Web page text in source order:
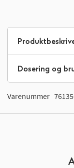
Dosering og
Varenummer